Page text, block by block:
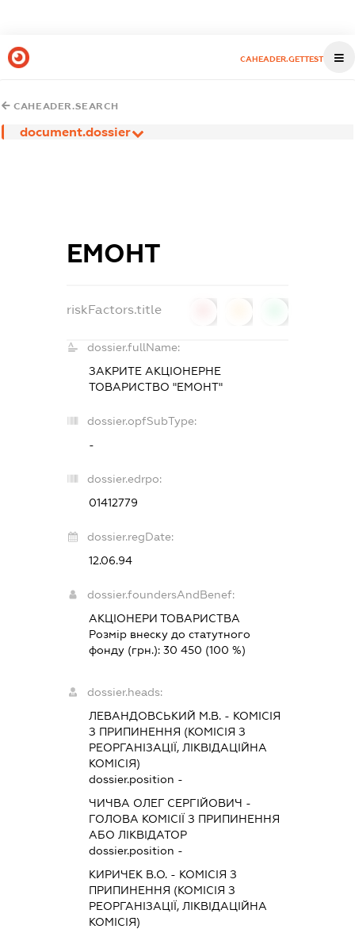
CAHEADER.GETTEST
CAHEADER.SEARCH
document.dossier
ЕМОНТ
riskFactors.title
dossier.fullName:
ЗАКРИТЕ АКЦІОНЕРНЕ
ТОВАРИСТВО "ЕМОНТ"
dossier.opfSubType:
-
dossier.edrpo:
01412779
dossier.regDate:
12.06.94
dossier.foundersAndBenef:
АКЦІОНЕРИ ТОВАРИСТВА
Розмір внеску до статутного
фонду (грн.):30 450 (100 %)
dossier.heads:
ЛЕВАНДОВСЬКИЙ М.В. - КОМІСІЯ
З ПРИПИНЕННЯ (КОМІСІЯ З
РЕОРГАНІЗАЦІЇ, ЛІКВІДАЦІЙНА
КОМІСІЯ)
dossier.position -
ЧИЧВА ОЛЕГ СЕРГІЙОВИЧ -
ГОЛОВА КОМІСІЇ З ПРИПИНЕННЯ
АБО ЛІКВІДАТОР
dossier.position -
КИРИЧЕК В.О. - КОМІСІЯ З
ПРИПИНЕННЯ (КОМІСІЯ З
РЕОРГАНІЗАЦІЇ, ЛІКВІДАЦІЙНА
КОМІСІЯ)